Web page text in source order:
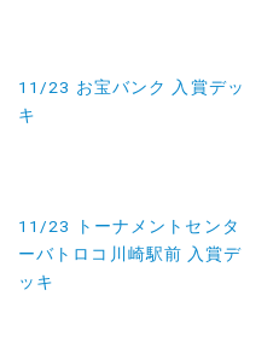
11/23 お宝バンク 入賞デッ
キ
11/23 トーナメントセンタ
ーバトロコ川崎駅前 入賞デ
ッキ